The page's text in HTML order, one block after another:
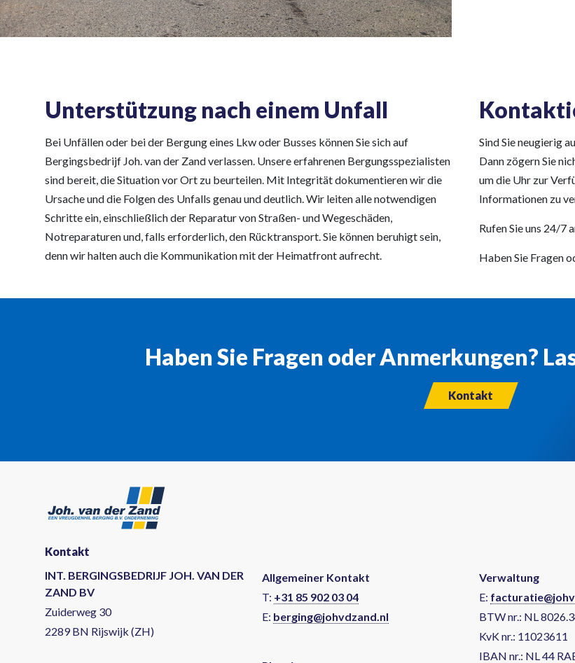
Unterstützung nach einem Unfall
Bei Unfällen oder bei der Bergung eines Lkw oder Busses können Sie sich auf
Bergingsbedrijf Joh. van der Zand verlassen. Unsere erfahrenen Bergungsspezialisten
sind bereit, die Situation vor Ort zu beurteilen. Mit Integrität dokumentieren wir die
Ursache und die Folgen des Unfalls genau und deutlich. Wir leiten alle notwendigen
Schritte ein, einschließlich der Reparatur von Straßen- und Wegeschäden,
Notreparaturen und, falls erforderlich, den Rücktransport. Sie können beruhigt sein,
denn wir halten auch die Kommunikation mit der Heimatfront aufrecht.
Sind Sie neugierig
Dann zögern Sie
um die Uhr zur
Informationen zu
Rufen Sie uns 24/7
Haben Sie Fragen
Haben Sie Fragen oder Anmerkungen?
Kontakt
Kontakt
INT. BERGINGSBEDRIJF JOH. VAN DER
ZAND BV
Zuiderweg 30
2289 BN Rijswijk (ZH)
Allgemeiner Kontakt
T: +31 85 902 03 04
E: berging@johvdzand.nl
Verwaltung
E:
BTW nr.: NL
KvK nr.: 11023611
IBAN nr.: NL 44